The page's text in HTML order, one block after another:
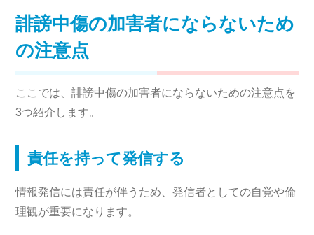
誹謗中傷の加害者にならないため
の注意点
ここでは、誹謗中傷の加害者にならないための注意点を
3つ紹介します。
責任を持って発信する
情報発信には責任が伴うため、発信者としての自覚や倫
理観が重要になります。